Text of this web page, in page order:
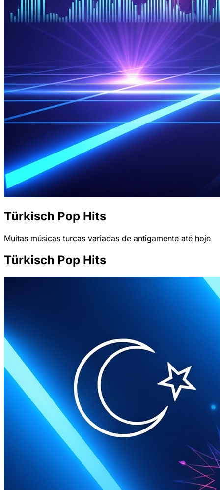
Türkisch Pop Hits
Muitas músicas turcas variadas de antigamente até hoje
Türkisch Pop Hits